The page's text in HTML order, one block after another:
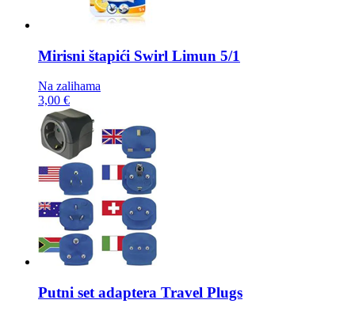
Mirisni štapići Swirl Limun 5/1
Na zalihama
3,00 €
Putni set adaptera Travel Plugs